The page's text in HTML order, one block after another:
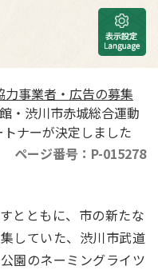
力事業者・広告の募集
・渋川市赤城総合運動
ナーが決定しました
ページ番号：P-015278
とともに、市の新たな
していた、渋川市武道
園のネーミングライツ